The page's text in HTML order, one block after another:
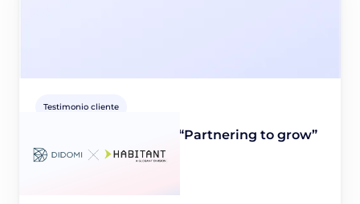
Testimonio cliente
Didomi x HABITANT - “Partnering to grow”
July 19, 2022